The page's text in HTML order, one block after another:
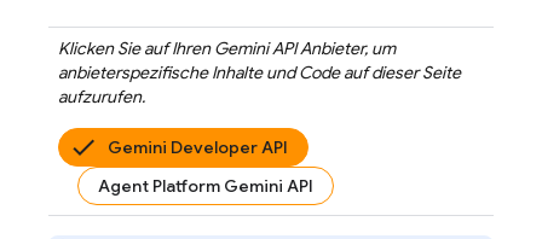
Klicken Sie auf IhrenGemini APIAnbieter, um
anbieterspezifische Inhalte und Code auf dieser Seite
aufzurufen.
Gemini Developer API
Agent Platform Gemini API